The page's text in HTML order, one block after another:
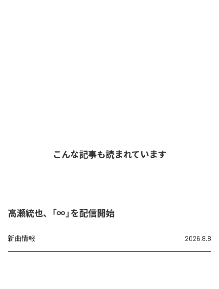
こんな記事も読まれています
高瀬統也、「∞」を配信開始
新曲情報 2026.8.8